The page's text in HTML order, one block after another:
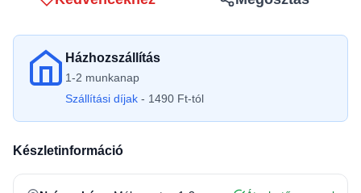
Házhozszállítás
1-2 munkanap
Szállítási díjak - 1490 Ft-tól
Készletinformáció